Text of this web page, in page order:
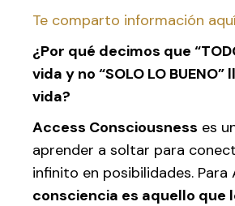
Te comparto información
¿Por qué decimos que
vida y no “SOLO LO BUENO”
vida?
Access Consciousness es
aprender a soltar para
infinito en posibilidades. Para
consciencia es aquello que